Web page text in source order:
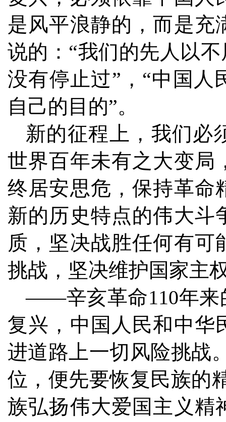
是风平浪静的，而是充
说的：“我们的先人以
没有停止过”，“中国人
自己的目的”。
新的征程上，我们必
世界百年未有之大变局
终居安思危，保持革命
新的历史特点的伟大斗
质，坚决战胜任何有可
挑战，坚决维护国家主
——辛亥革命110年来
复兴，中国人民和中华
进道路上一切风险挑战
位，便先要恢复民族的
族弘扬伟大爱国主义精